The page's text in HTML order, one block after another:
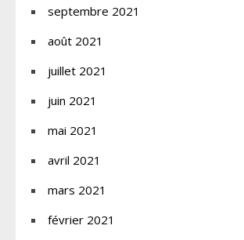
septembre 2021
août 2021
juillet 2021
juin 2021
mai 2021
avril 2021
mars 2021
février 2021